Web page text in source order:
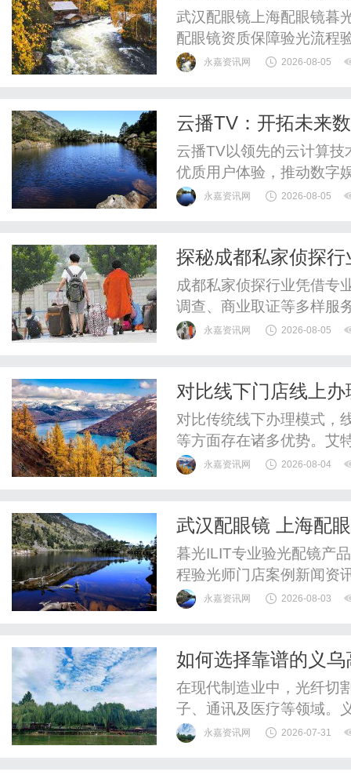
武汉配眼镜上海配眼镜暮
配眼镜资质保障验光流程
惠，兼顾高专业度与高性
永嘉资讯网 2026-08-05
云播TV：开拓未来
云播TV以领先的云计算
优质用户体验，推动数字
永嘉资讯网 2026-08-05
探秘成都私家侦探
成都私家侦探行业凭借专
调查、商业取证等多样服
永嘉资讯网 2026-08-05
对比线下门店线上
上提交资料全程简化
对比传统线下办理模式，
等方面存在诸多优势。艾
办理流程，适配各类企业
永嘉资讯网 2026-08-04
武汉配眼镜 上海配
暮光ILIT专业验光配镜产
程验光师门店案例新闻资
惠，兼顾高专业度与高性
永嘉资讯网 2026-08-03
如何选择靠谱的义
在现代制造业中，光纤切
子、通讯及医疗等领域。
场和丰富的供应链资源，
永嘉资讯网 2026-07-31